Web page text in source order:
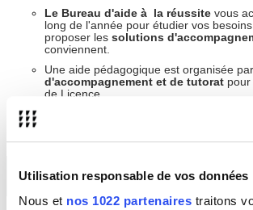
Utilisation responsable de vos données
Nous et nos 1022 partenaires traitons
Le Bureau d'aide à la réussite vous
long de l'année pour étudier vos
proposer les solutions
conviennent.
Une aide pédagogique est organisée par
d'accompagnement et de tutorat
de Licence.
Des activités organisées en
ligne